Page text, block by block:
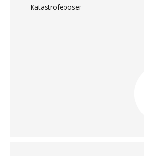
Katastrofeposer